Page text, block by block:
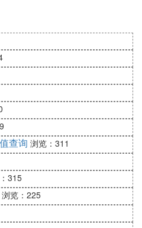
使用OneCloud即可实现
云化运维管理和运营，降
推向市场，
年，OneCloud的营收在
营收将突破2亿。
CEO郝闯表示。此次融资
落地大背景下，云计算领
同时，这也是OneCloud
查询 浏览：311
315
浏览：225